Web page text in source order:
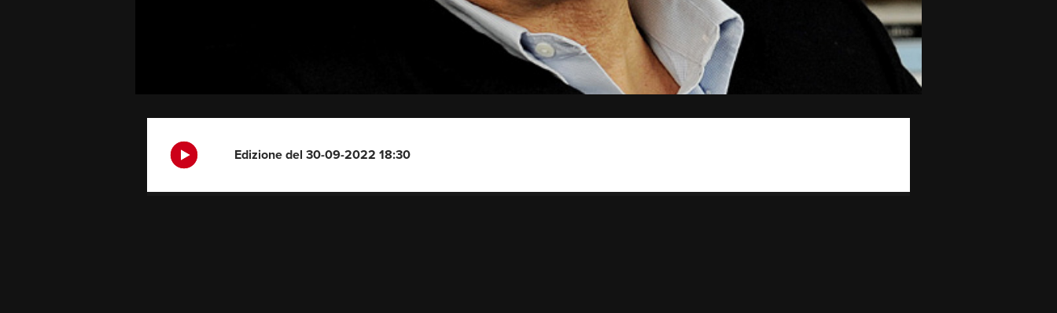
Edizione del 30-09-2022 18:30